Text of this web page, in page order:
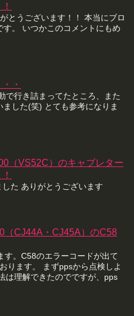
とうございます！！ 本当にブロ
。 いつかこのコメントにもめ
・
で行き詰まってたところ、また
した(笑) とても参考になりま
（VS52C）のキャブレター
た ありがとうございます
（CJ44A・CJ45A）のC58
す。C58のエラーコードが出て
ります。 まずppsから点検しよ
は理解できたのでですが、pps